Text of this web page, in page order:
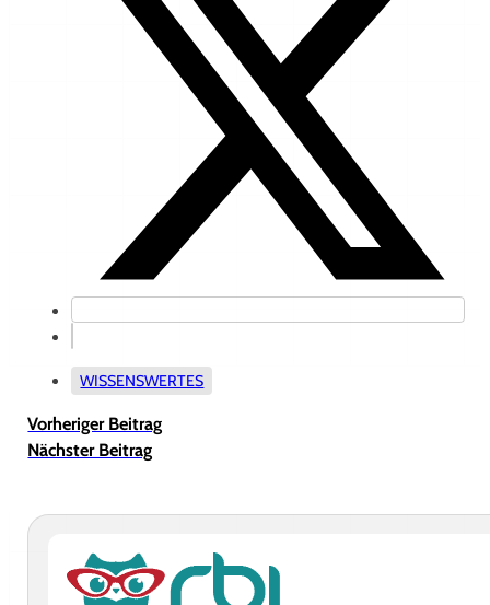
WISSENSWERTES
Vorheriger Beitrag
Nächster Beitrag